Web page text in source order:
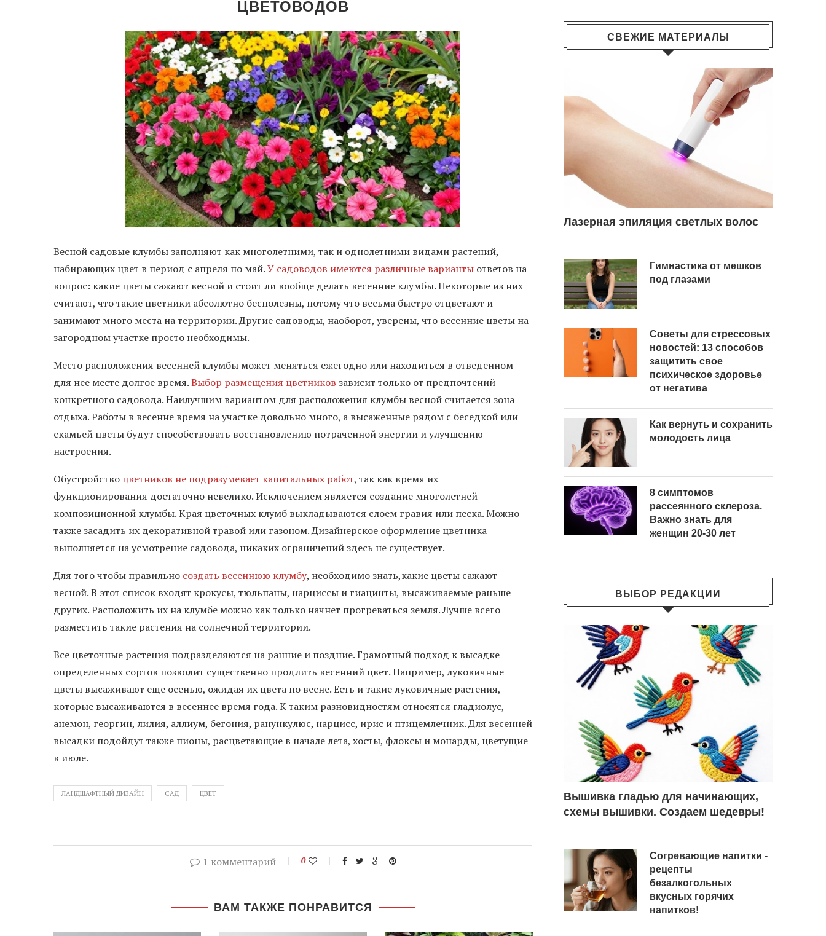
ЦВЕТОВОДОВ
Весной садовые клумбы заполняют как многолетними, так и однолетними видами растений,
набирающих цвет в период с апреля по май.У садоводов имеются различные варианты ответов на
вопрос: какие цветы сажают весной и стоит ли вообще делать весенние клумбы. Некоторые из них
считают, что такие цветники абсолютно бесполезны, потому что весьма быстро отцветают и
занимают много места на территории. Другие садоводы, наоборот, уверены, что весенние цветы на
загородном участке просто необходимы.
Место расположения весенней клумбы может меняться ежегодно или находиться в отведенном
для нее месте долгое время.Выбор размещения цветников зависит только от предпочтений
конкретного садовода. Наилучшим вариантом для расположения клумбы весной считается зона
отдыха. Работы в весенне время на участке довольно много, а высаженные рядом с беседкой или
скамьей цветы будут способствовать восстановлению потраченной энергии и улучшению
настроения.
Обустройство цветников не подразумевает капитальных работ, так как время их
функционирования достаточно невелико. Исключением является создание многолетней
композиционной клумбы. Края цветочных клумб выкладываются слоем гравия или песка. Можно
также засадить их декоративной травой или газоном. Дизайнерское оформление цветника
выполняется на усмотрение садовода, никаких ограничений здесь не существует.
Для того чтобы правильно создать весеннюю клумбу, необходимо знать,какие цветы сажают
весной. В этот список входят крокусы, тюльпаны, нарциссы и гиацинты, высаживаемые раньше
других. Расположить их на клумбе можно как только начнет прогреваться земля. Лучше всего
разместить такие растения на солнечной территории.
Все цветочные растения подразделяются на ранние и поздние. Грамотный подход к высадке
определенных сортов позволит существенно продлить весенний цвет. Например, луковичные
цветы высаживают еще осенью, ожидая их цвета по весне. Есть и такие луковичные растения,
которые высаживаются в весеннее время года. К таким разновидностям относятся гладиолус,
анемон, георгин, лилия, аллиум, бегония, ранункулюс, нарцисс, ирис и птицемлечник. Для весенней
высадки подойдут также пионы, расцветающие в начале лета, хосты, флоксы и монарды, цветущие
в июле.
ЛАНДШАФТНЫЙ ДИЗАЙН САД ЦВЕТ
1 комментарий 0
ВАМ ТАКЖЕ ПОНРАВИТСЯ
СВЕЖИЕ МАТЕРИАЛЫ
Лазерная эпиляция светлых волос
Гимнастика от мешков
под глазами
Советы для стрессовых
новостей: 13 способов
защитить свое
психическое здоровье
от негатива
Как вернуть и сохранить
молодость лица
8 симптомов
рассеянного склероза.
Важно знать для
женщин 20-30 лет
ВЫБОР РЕДАКЦИИ
Вышивка гладью для начинающих,
схемы вышивки. Создаем шедевры!
Согревающие напитки -
рецепты
безалкогольных
вкусных горячих
напитков!